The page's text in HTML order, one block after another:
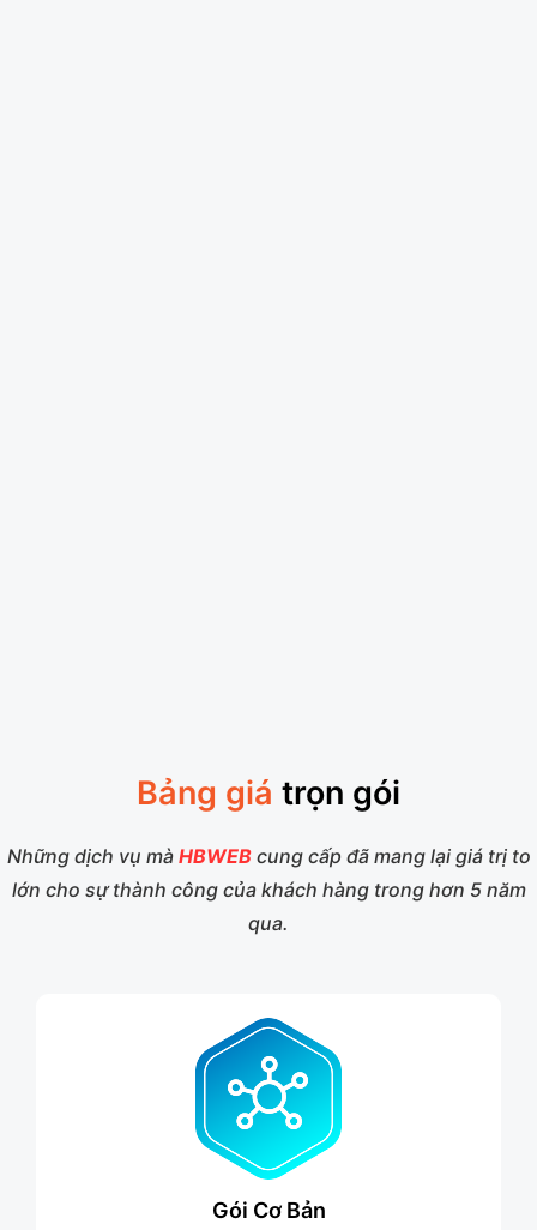
Bảng giá trọn gói
Những dịch vụ mà HBWEBcung cấp đã mang lại giá trị to
lớn cho sự thành công của khách hàng trong hơn 5 năm
qua.
Gói Cơ Bản